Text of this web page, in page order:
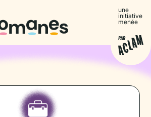
une
initiative
menée